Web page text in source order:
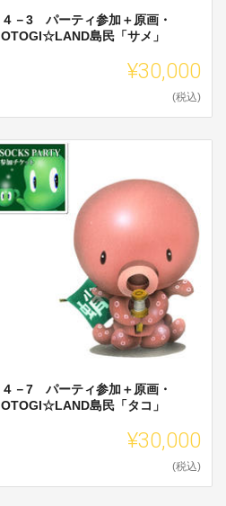
４－3 パーティ参加＋原画・
OTOGI☆LAND島民「サメ」
¥30,000
(税込)
４－7 パーティ参加＋原画・
OTOGI☆LAND島民「タコ」
¥30,000
(税込)